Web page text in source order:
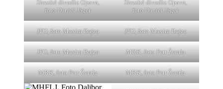
Slezské divadlo Opava,
foto Daniel Jäger
Slezské divadlo Opava,
foto Daniel Jäger
JFO, foto Maxim Bajza JFO, foto Maxim Bajza
JFO, foto Maxim Bajza MRK, foto Petr Žemla
MRK, foto Petr Žemla MRK, foto Petr Žemla